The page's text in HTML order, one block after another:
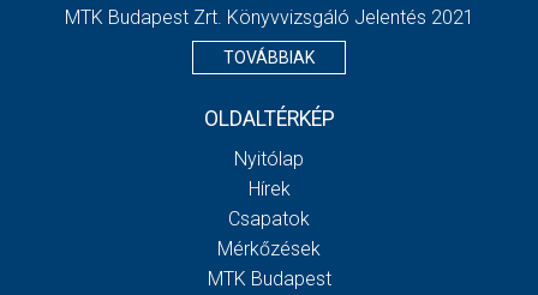
MTK Budapest Zrt. Könyvvizsgáló Jelentés 2021
TOVÁBBIAK
OLDALTÉRKÉP
Nyitólap
Hírek
Csapatok
Mérkőzések
MTK Budapest